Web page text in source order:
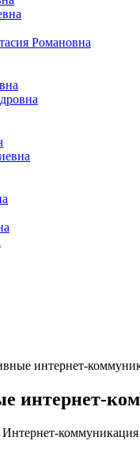
Романовна
интернет-
интернет-
Интернет-